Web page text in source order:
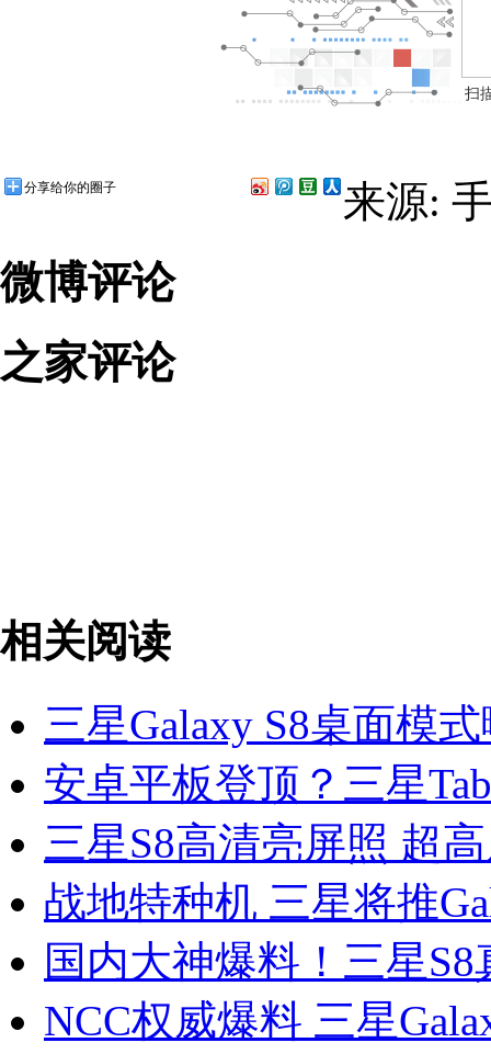
扫
分享给你的圈子 来源:
微博评论
之家评论
相关阅读
三星Galaxy S8桌面模
安卓平板登顶？三星
三星S8高清亮屏照 超
战地特种机 三星将推
国内大神爆料！三星
NCC权威爆料 三星